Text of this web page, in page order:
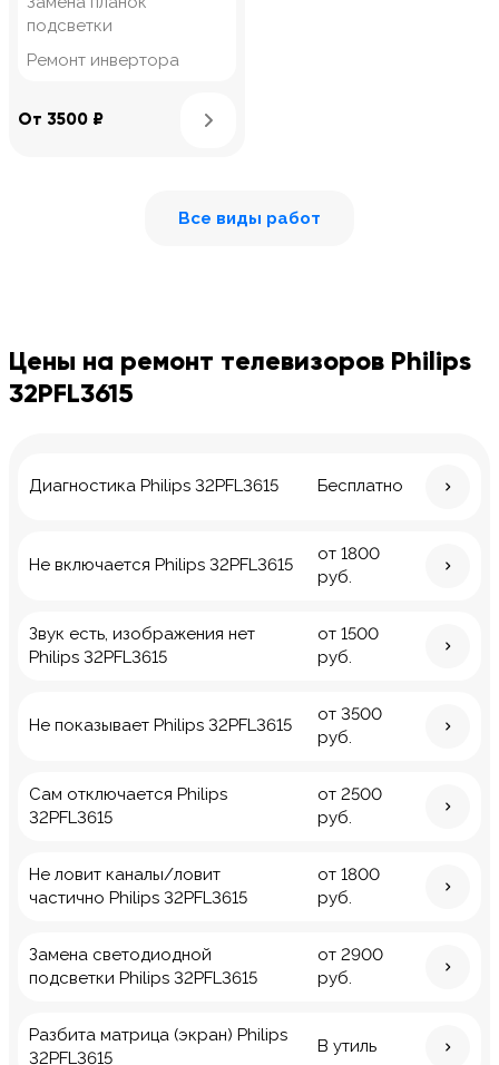
подсветки
Ремонт инвертора
От 3500 ₽
Все виды работ
Цены на ремонт телевизоров Philips
32PFL3615
Диагностика Philips 32PFL3615 Бесплатно
Не включается Philips 32PFL3615
от 1800
руб.
Звук есть, изображения нет
Philips 32PFL3615
от 1500
руб.
Не показывает Philips 32PFL3615
от 3500
руб.
Сам отключается Philips
32PFL3615
от 2500
руб.
Не ловит каналы/ловит
частично Philips 32PFL3615
от 1800
руб.
Замена светодиодной
подсветки Philips 32PFL3615
от 2900
руб.
Разбита матрица (экран) Philips
32PFL3615
В утиль